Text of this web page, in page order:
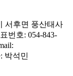
서후면 풍산태사
번호: 054-843-
박석민